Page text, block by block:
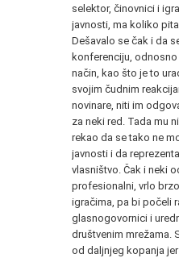
selektor, činovnici i
javnosti, ma koliko
Dešavalo se čak i da
konferenciju,
način, kao što je to
svojim čudnim
novinare, niti im
za neki red. Tada mu
rekao da se tako ne
javnosti i da
vlasništvo. Čak i neki
profesionalni, vrlo
igračima, pa bi počeli
glasnogovornici i
društvenim mrežama.
od daljnjeg kopanja